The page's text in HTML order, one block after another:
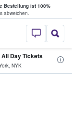
Bestellung ist 100%
abweichen.
- Wo
All Day Tickets
, NYK